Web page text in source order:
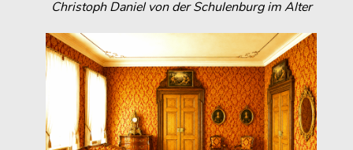
Christoph Daniel von der Schulenburg im Alter